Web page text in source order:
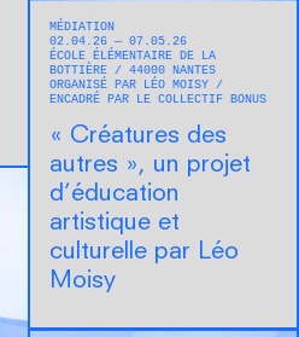
MÉDIATION
02.04.26 — 07.05.26
ÉCOLE ÉLÉMENTAIRE DE LA
BOTTIÈRE
44000 NANTES
ORGANISÉ PAR LÉO MOISY
ENCADRÉ PAR LE COLLECTIF BONUS
« Créatures des
autres », un projet
d’éducation
artistique et
culturelle par Léo
Moisy